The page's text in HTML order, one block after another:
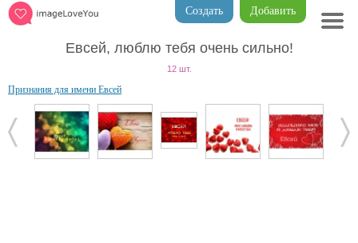
Добавить
Создать
Евсей, люблю тебя очень сильно!
12 шт.
Признания для имени Евсей